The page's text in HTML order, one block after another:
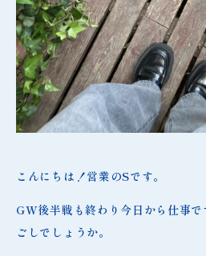
こんにちは！営業のSです。
GW後半戦も終わり今日から仕事
ごしでしょうか。